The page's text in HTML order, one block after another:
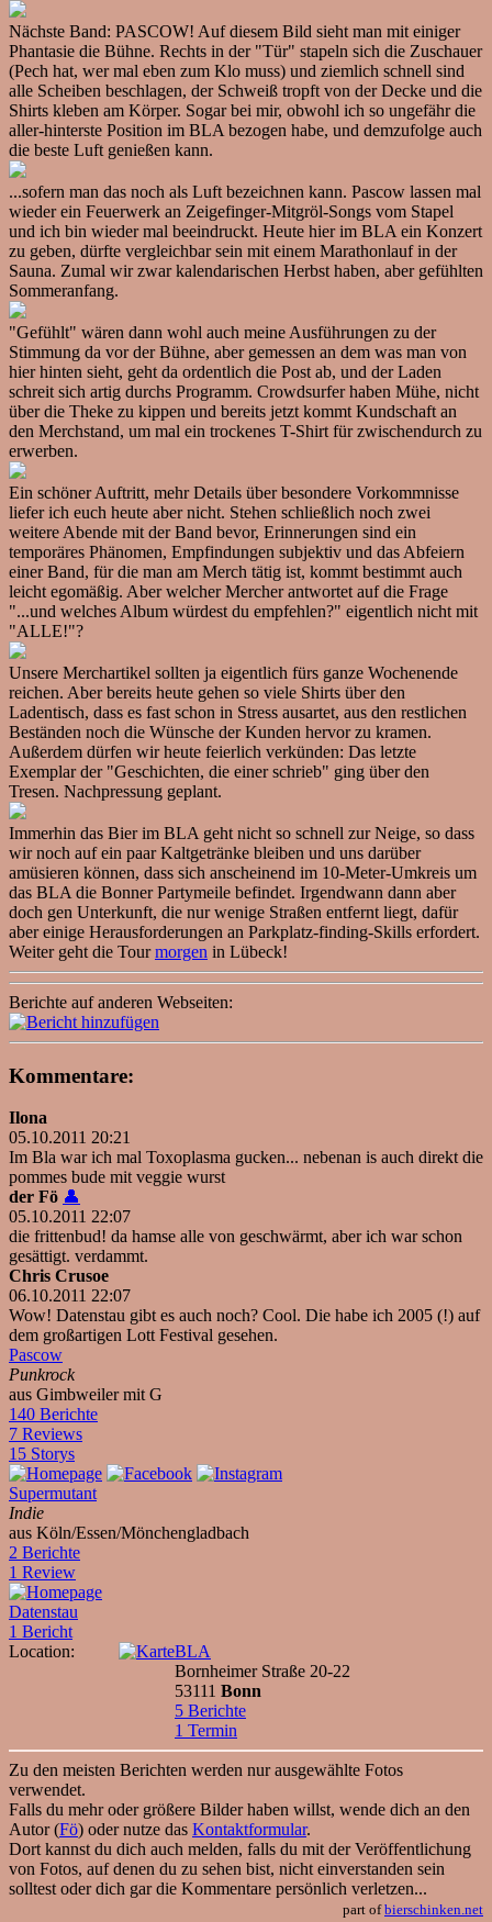
Nächste Band: PASCOW! Auf diesem Bild sieht man mit einiger
Phantasie die Bühne. Rechts in der "Tür" stapeln sich die Zuschauer
(Pech hat, wer mal eben zum Klo muss) und ziemlich schnell sind
alle Scheiben beschlagen, der Schweiß tropft von der Decke und die
Shirts kleben am Körper. Sogar bei mir, obwohl ich so ungefähr die
aller-hinterste Position im BLA bezogen habe, und demzufolge auch
die beste Luft genießen kann.
...sofern man das noch als Luft bezeichnen kann. Pascow lassen mal
wieder ein Feuerwerk an Zeigefinger-Mitgröl-Songs vom Stapel
und ich bin wieder mal beeindruckt. Heute hier im BLA ein Konzert
zu geben, dürfte vergleichbar sein mit einem Marathonlauf in der
Sauna. Zumal wir zwar kalendarischen Herbst haben, aber gefühlten
Sommeranfang.
"Gefühlt" wären dann wohl auch meine Ausführungen zu der
Stimmung da vor der Bühne, aber gemessen an dem was man von
hier hinten sieht, geht da ordentlich die Post ab, und der Laden
schreit sich artig durchs Programm. Crowdsurfer haben Mühe, nicht
über die Theke zu kippen und bereits jetzt kommt Kundschaft an
den Merchstand, um mal ein trockenes T-Shirt für zwischendurch zu
erwerben.
Ein schöner Auftritt, mehr Details über besondere Vorkommnisse
liefer ich euch heute aber nicht. Stehen schließlich noch zwei
weitere Abende mit der Band bevor, Erinnerungen sind ein
temporäres Phänomen, Empfindungen subjektiv und das Abfeiern
einer Band, für die man am Merch tätig ist, kommt bestimmt auch
leicht egomäßig. Aber welcher Mercher antwortet auf die Frage
"...und welches Album würdest du empfehlen?" eigentlich nicht mit
"ALLE!"?
Unsere Merchartikel sollten ja eigentlich fürs ganze Wochenende
reichen. Aber bereits heute gehen so viele Shirts über den
Ladentisch, dass es fast schon in Stress ausartet, aus den restlichen
Beständen noch die Wünsche der Kunden hervor zu kramen.
Außerdem dürfen wir heute feierlich verkünden: Das letzte
Exemplar der "Geschichten, die einer schrieb" ging über den
Tresen. Nachpressung geplant.
Immerhin das Bier im BLA geht nicht so schnell zur Neige, so dass
wir noch auf ein paar Kaltgetränke bleiben und uns darüber
amüsieren können, dass sich anscheinend im 10-Meter-Umkreis um
das BLA die Bonner Partymeile befindet. Irgendwann dann aber
doch gen Unterkunft, die nur wenige Straßen entfernt liegt, dafür
aber einige Herausforderungen an Parkplatz-finding-Skills erfordert.
Weiter geht die Tourmorgen in Lübeck!
Berichte auf anderen Webseiten:
Kommentare:
Ilona
05.10.2011 20:21
Im Bla war ich mal Toxoplasma gucken... nebenan is auch direkt die
pommes bude mit veggie wurst
der Fö 👤
05.10.2011 22:07
die frittenbud! da hamse alle von geschwärmt, aber ich war schon
gesättigt. verdammt.
Chris Crusoe
06.10.2011 22:07
Wow! Datenstau gibt es auch noch? Cool. Die habe ich 2005 (!) auf
dem großartigen Lott Festival gesehen.
Pascow
Punkrock
aus Gimbweiler mit G
140 Berichte
7 Reviews
15 Storys
Supermutant
Indie
aus Köln/Essen/Mönchengladbach
2 Berichte
1 Review
Datenstau
1 Bericht
Location:
BLA
Bornheimer Straße 20-22
53111 Bonn
5 Berichte
1 Termin
Zu den meisten Berichten werden nur ausgewählte Fotos
verwendet.
Falls du mehr oder größere Bilder haben willst, wende dich an den
Autor (Fö) oder nutze das Kontaktformular.
Dort kannst du dich auch melden, falls du mit der Veröffentlichung
von Fotos, auf denen du zu sehen bist, nicht einverstanden sein
solltest oder dich gar die Kommentare persönlich verletzen...
part ofbierschinken.net